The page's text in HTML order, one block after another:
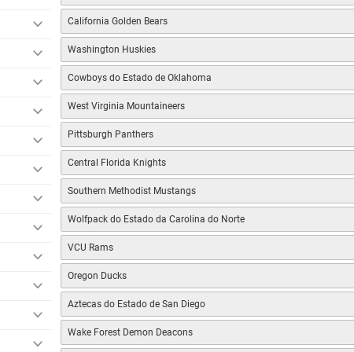
California Golden Bears
Washington Huskies
Cowboys do Estado de Oklahoma
West Virginia Mountaineers
Pittsburgh Panthers
Central Florida Knights
Southern Methodist Mustangs
Wolfpack do Estado da Carolina do Norte
VCU Rams
Oregon Ducks
Aztecas do Estado de San Diego
Wake Forest Demon Deacons